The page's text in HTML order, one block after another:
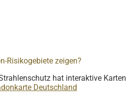
Risikogebiete zeigen?
hat interaktive Karten
Deutschland